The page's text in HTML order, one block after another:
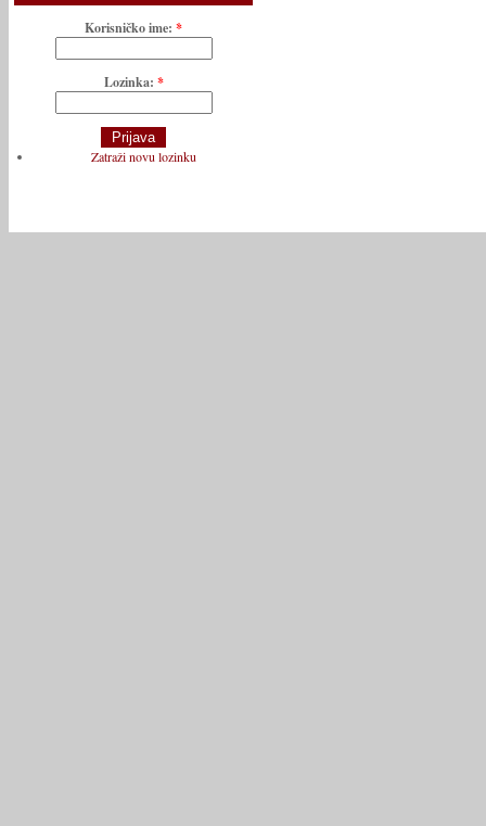
Korisničko ime: *
Lozinka: *
Zatraži novu lozinku